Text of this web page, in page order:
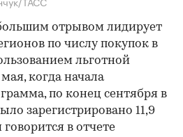
отрывом лидирует
по числу покупок в
льготной
когда начала
по конец сентября в
зарегистрировано 11,9
в отчете